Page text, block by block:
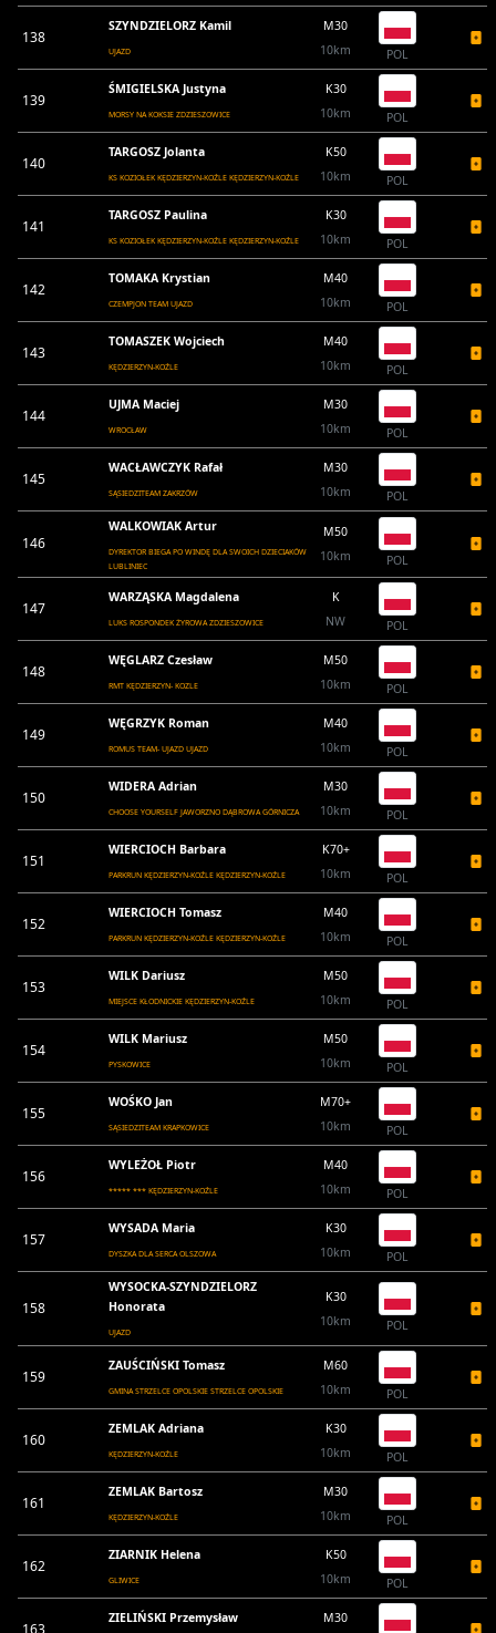
138
SZYNDZIELORZ Kamil
UJAZD
M30
10km
POL
139
ŚMIGIELSKA Justyna
MORSY NA KOKSIE ZDZIESZOWICE
K30
10km
POL
140
TARGOSZ Jolanta
KS KOZIOŁEK KĘDZIERZYN-KOŹLE KĘDZIERZYN-KOŹLE
K50
10km
POL
141
TARGOSZ Paulina
KS KOZIOŁEK KĘDZIERZYN-KOŹLE KĘDZIERZYN-KOŹLE
K30
10km
POL
142
TOMAKA Krystian
CZEMPJON TEAM UJAZD
M40
10km
POL
143
TOMASZEK Wojciech
KĘDZIERZYN-KOŹLE
M40
10km
POL
144
UJMA Maciej
WROCŁAW
M30
10km
POL
145
WACŁAWCZYK Rafał
SĄSIEDZITEAM ZAKRZÓW
M30
10km
POL
146
WALKOWIAK Artur
DYREKTOR BIEGA PO WINDĘ DLA SWOICH DZIECIAKÓW
LUBLINIEC
M50
10km
POL
147
WARZĄSKA Magdalena
LUKS ROSPONDEK ŻYROWA ZDZIESZOWICE
K
NW
POL
148
WĘGLARZ Czesław
RMT KĘDZIERZYN- KOZLE
M50
10km
POL
149
WĘGRZYK Roman
ROMUS TEAM- UJAZD UJAZD
M40
10km
POL
150
WIDERA Adrian
CHOOSE YOURSELF JAWORZNO DĄBROWA GÓRNICZA
M30
10km
POL
151
WIERCIOCH Barbara
PARKRUN KĘDZIERZYN-KOŹLE KĘDZIERZYN-KOŹLE
K70+
10km
POL
152
WIERCIOCH Tomasz
PARKRUN KĘDZIERZYN-KOŹLE KĘDZIERZYN-KOŹLE
M40
10km
POL
153
WILK Dariusz
MIEJSCE KŁODNICKIE KĘDZIERZYN-KOŹLE
M50
10km
POL
154
WILK Mariusz
PYSKOWICE
M50
10km
POL
155
WOŚKO Jan
SĄSIEDZITEAM KRAPKOWICE
M70+
10km
POL
156
WYLEŻOŁ Piotr
***** *** KĘDZIERZYN-KOŹLE
M40
10km
POL
157
WYSADA Maria
DYSZKA DLA SERCA OLSZOWA
K30
10km
POL
158
WYSOCKA-SZYNDZIELORZ
Honorata
UJAZD
K30
10km
POL
159
ZAUŚCIŃSKI Tomasz
GMINA STRZELCE OPOLSKIE STRZELCE OPOLSKIE
M60
10km
POL
160
ZEMLAK Adriana
KĘDZIERZYN-KOŹLE
K30
10km
POL
161
ZEMLAK Bartosz
KĘDZIERZYN-KOŹLE
M30
10km
POL
162
ZIARNIK Helena
GLIWICE
K50
10km
POL
163
ZIELIŃSKI Przemysław M30